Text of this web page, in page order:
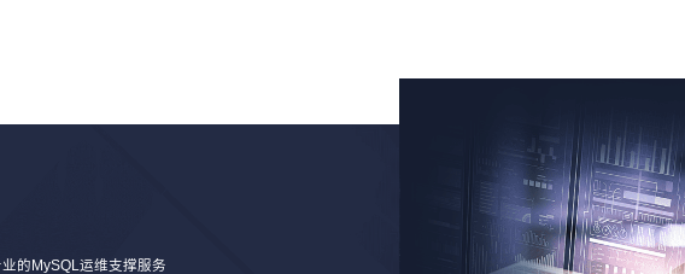
的MySQL运维支撑服务